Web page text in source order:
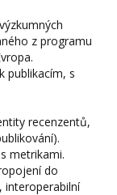
z programu
publikacím, s
recenzentů,
metrikami.
do